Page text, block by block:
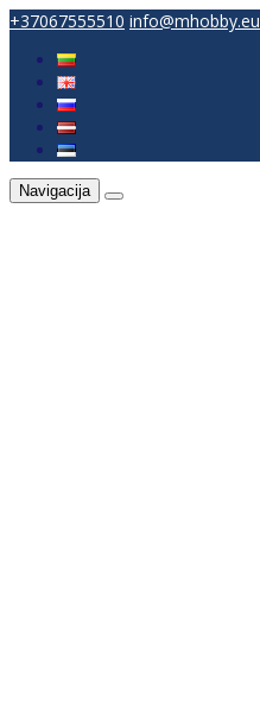
+37067555510 info@mhobby.eu
Navigacija